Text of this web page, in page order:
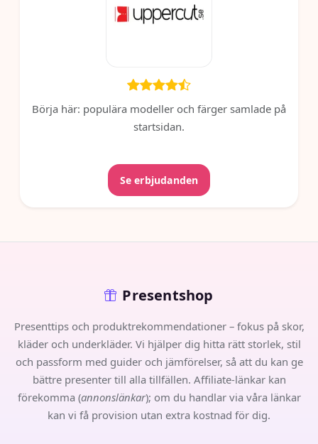
Börja här: populära modeller och färger samlade på
startsidan.
Se erbjudanden
Presentshop
Presenttips och produktrekommendationer – fokus på skor,
kläder och underkläder. Vi hjälper dig hitta rätt storlek, stil
och passform med guider och jämförelser, så att du kan ge
bättre presenter till alla tillfällen. Affiliate-länkar kan
förekomma (annonslänkar); om du handlar via våra länkar
kan vi få provision utan extra kostnad för dig.